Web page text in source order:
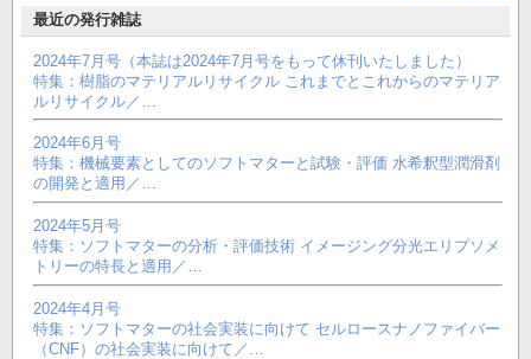
最近の発行雑誌
2024年7月号（本誌は2024年7月号をもって休刊いたしました）
特集：樹脂のマテリアルリサイクル これまでとこれからのマテリア
ルリサイクル／…
2024年6月号
特集：機械要素としてのソフトマターと試験・評価 水希釈型潤滑剤
の開発と適用／…
2024年5月号
特集：ソフトマターの分析・評価技術 イメージング分光エリプソメ
トリーの特長と適用／…
2024年4月号
特集：ソフトマターの社会実装に向けて セルロースナノファイバー
（CNF）の社会実装に向けて／…